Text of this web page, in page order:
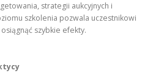
strategii aukcyjnych i
szkolenia pozwala uczestnikowi
szybkie efekty.